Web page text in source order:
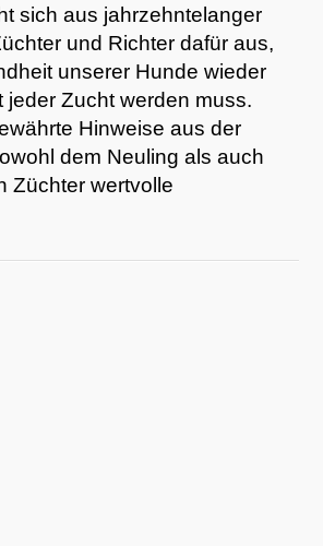
sich aus jahrzehntelanger
und Richter dafür aus,
unserer Hunde wieder
jeder Zucht werden muss.
Hinweise aus der
dem Neuling als auch
Züchter wertvolle